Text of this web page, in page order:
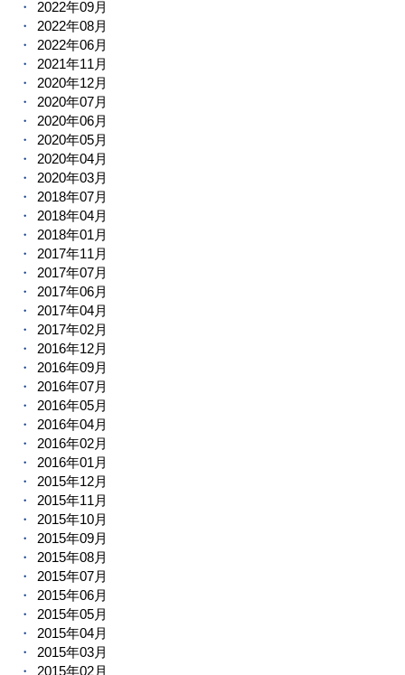
2022年09月
2022年08月
2022年06月
2021年11月
2020年12月
2020年07月
2020年06月
2020年05月
2020年04月
2020年03月
2018年07月
2018年04月
2018年01月
2017年11月
2017年07月
2017年06月
2017年04月
2017年02月
2016年12月
2016年09月
2016年07月
2016年05月
2016年04月
2016年02月
2016年01月
2015年12月
2015年11月
2015年10月
2015年09月
2015年08月
2015年07月
2015年06月
2015年05月
2015年04月
2015年03月
2015年02月